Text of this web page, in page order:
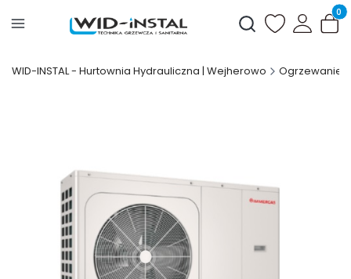
Otwórz
WID-INSTAL - Hurtownia Hydrauliczna | Wejherowo Ogrzewanie